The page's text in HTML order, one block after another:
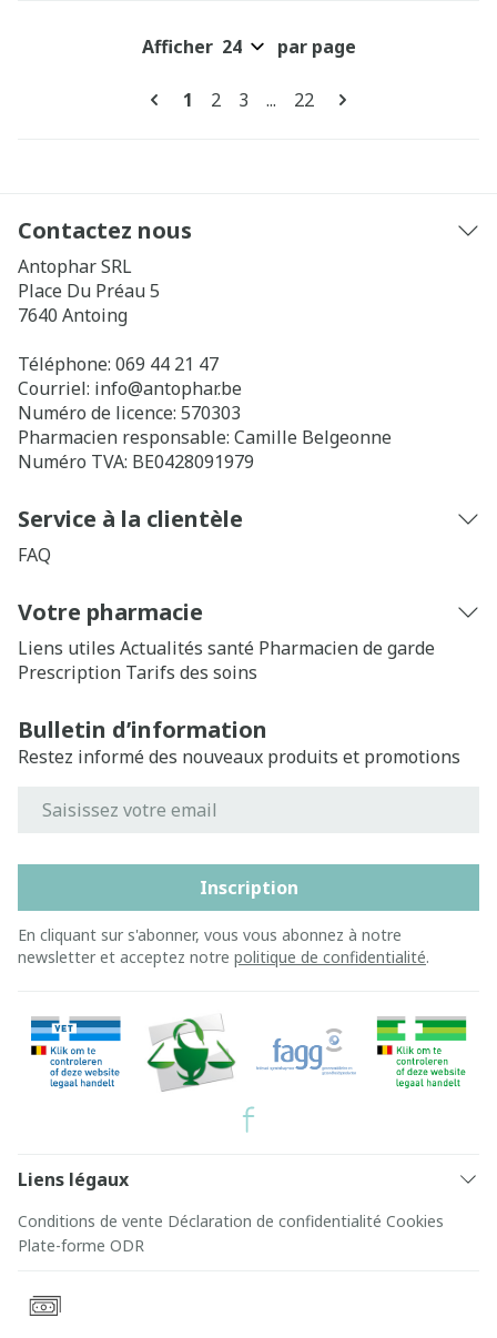
Pages
Vous lisez actuellement la page
1 Page
2 Page
3 ... Page
22
Afficher par page
Contactez nous
Antophar SRL
Place Du Préau 5
7640 Antoing
Téléphone: 069 44 21 47
Courriel: info@antophar.be
Numéro de licence: 570303
Pharmacien responsable: Camille Belgeonne
Numéro TVA: BE0428091979
Service à la clientèle
FAQ
Votre pharmacie
Liens utiles Actualités santé Pharmacien de garde
Prescription Tarifs des soins
Bulletin d’information
Restez informé des nouveaux produits et promotions
Inscription
En cliquant sur s'abonner, vous vous abonnez à notre
newsletter et acceptez notre politique de confidentialité.
Liens légaux
Conditions de vente Déclaration de confidentialité Cookies
Plate-forme ODR